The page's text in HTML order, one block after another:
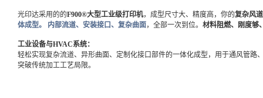
光印达采用的的F900®大型工业级打印机，成型尺寸大、精度高，你的复杂风道
体成型。 内部流道、安装接口、复杂曲面，全部一次到位。 材料阻燃、刚度够
工业设备与HVAC系统：
轻松实现复杂流道、异形曲面、定制化接口部件的一体化成型，用于通风管路
突破传统加工工艺局限。